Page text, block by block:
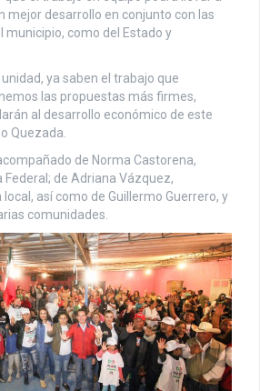
mejor desarrollo en conjunto con las
municipio, como del Estado y
ya saben el trabajo que
las propuestas más firmes,
al desarrollo económico de este
Quezada.
de Norma Castorena,
Federal; de Adriana Vázquez,
así como de Guillermo Guerrero, y
comunidades.